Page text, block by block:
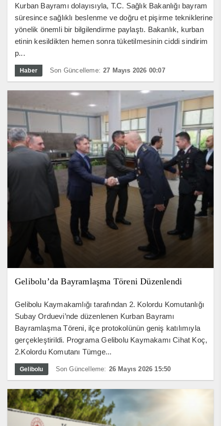
Kurban Bayramı dolayısıyla, T.C. Sağlık Bakanlığı bayram
süresince sağlıklı beslenme ve doğru et pişirme tekniklerine
yönelik önemli bir bilgilendirme paylaştı. Bakanlık, kurban
etinin kesildikten hemen sonra tüketilmesinin ciddi sindirim
p...
Haber Son Güncelleme: 27 Mayıs 2026 00:07
Gelibolu’da Bayramlaşma Töreni Düzenlendi
Gelibolu Kaymakamlığı tarafından 2. Kolordu Komutanlığı
Subay Orduevi’nde düzenlenen Kurban Bayramı
Bayramlaşma Töreni, ilçe protokolünün geniş katılımıyla
gerçekleştirildi. Programa Gelibolu Kaymakamı Cihat Koç,
2.Kolordu Komutanı Tümge...
Gelibolu Son Güncelleme: 26 Mayıs 2026 15:50